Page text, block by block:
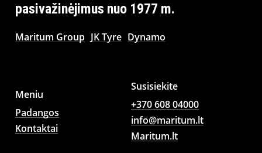
pasivažinėjimus nuo 1977 m.
Maritum Group JK Tyre Dynamo
Meniu
Padangos
Kontaktai
Susisiekite
+370 608 04000
info@maritum.lt
Maritum.lt